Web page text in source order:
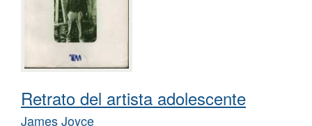
Retrato del artista adolescente
James Joyce